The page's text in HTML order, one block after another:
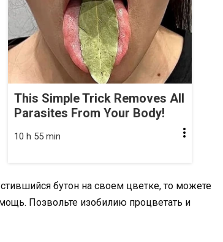
This Simple Trick Removes All
Parasites From Your Body!
10 h 55 min
бутон на своем цветке, то можете
Позвольте изобилию процветать и